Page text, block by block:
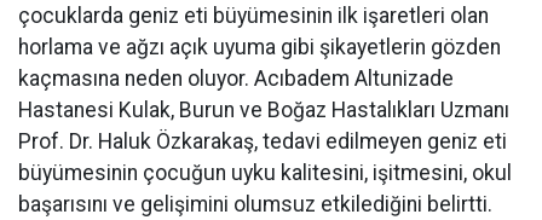
çocuklarda geniz eti büyümesinin ilk işaretleri olan
horlama ve ağzı açık uyuma gibi şikayetlerin gözden
kaçmasına neden oluyor. Acıbadem Altunizade
Hastanesi Kulak, Burun ve Boğaz Hastalıkları Uzmanı
Prof. Dr. Haluk Özkarakaş, tedavi edilmeyen geniz eti
büyümesinin çocuğun uyku kalitesini, işitmesini, okul
başarısını ve gelişimini olumsuz etkilediğini belirtti.